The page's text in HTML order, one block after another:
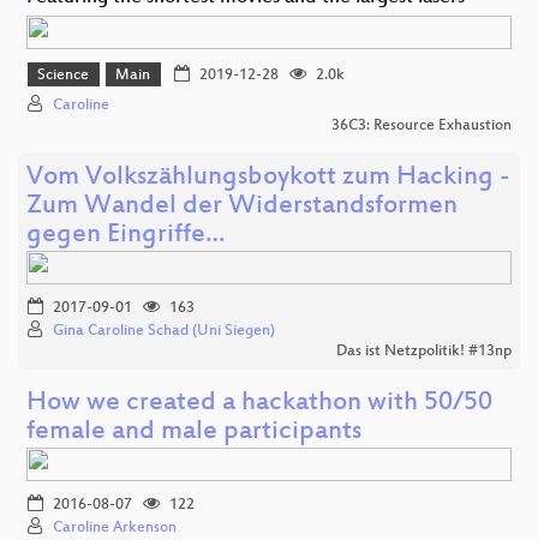
Science Main 2019-12-28
2.0k
Caroline
36C3: Resource Exhaustion
Vom Volkszählungsboykott zum Hacking -
Zum Wandel der Widerstandsformen
gegen Eingriffe…
2017-09-01
163
Gina Caroline Schad (Uni Siegen)
Das ist Netzpolitik! #13np
How we created a hackathon with 50/50
female and male participants
2016-08-07
122
Caroline Arkenson